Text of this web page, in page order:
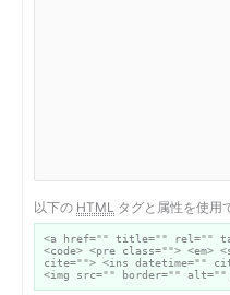
以下の HTML タグと属性を使用
<a href="" title="" rel=""
<code> <pre class=""> <em>
cite=""> <ins datetime=""
<img src="" border=""